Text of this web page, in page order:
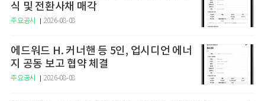
식 및 전환사채 매각
주요공시 2026-08-08
에드워드 H. 커너핸 등 5인, 업시디언 에너
지 공동 보고 협약 체결
주요공시 2026-08-08